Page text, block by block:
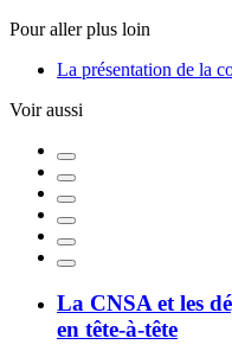
Pour aller plus loin
La présentation de la
Voir aussi
La CNSA et les
en tête-à-tête